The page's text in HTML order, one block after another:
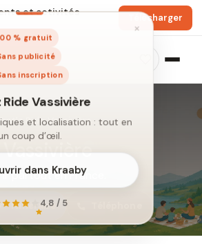
et activités
Télécharger
×
100 % gratuit
Sans publicité
Sans inscription
Vassivière
et localisation : tout en
Ride Vassivière
Vassivière
partout en France.
Itinéraire